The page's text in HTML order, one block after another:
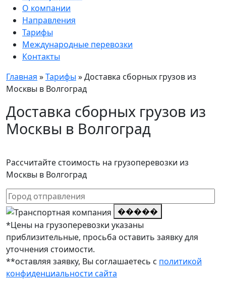
О компании
Направления
Тарифы
Международные перевозки
Контакты
Главная »Тарифы »Доставка сборных грузов из
Москвы в Волгоград
Доставка сборных грузов из
Москвы в Волгоград
Рассчитайте стоимость на грузоперевозки из
Москвы в Волгоград
�����
*Цены на грузоперевозки указаны
приблизительные, просьба оставить заявку для
уточнения стоимости.
**оставляя заявку, Вы соглашаетесь с политикой
конфиденциальности сайта